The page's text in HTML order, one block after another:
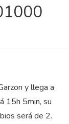
y llega a
15h 5min, su
será de 2.